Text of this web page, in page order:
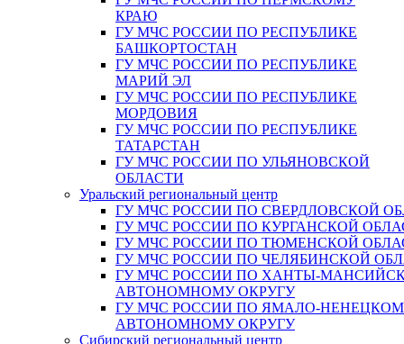
КРАЮ
ГУ МЧС РОССИИ ПО РЕСПУБЛИКЕ
БАШКОРТОСТАН
ГУ МЧС РОССИИ ПО РЕСПУБЛИКЕ
МАРИЙ ЭЛ
ГУ МЧС РОССИИ ПО РЕСПУБЛИКЕ
МОРДОВИЯ
ГУ МЧС РОССИИ ПО РЕСПУБЛИКЕ
ТАТАРСТАН
ГУ МЧС РОССИИ ПО УЛЬЯНОВСКОЙ
ОБЛАСТИ
Уральский региональный центр
ГУ МЧС РОССИИ ПО СВЕРДЛОВСКОЙ
ГУ МЧС РОССИИ ПО КУРГАНСКОЙ
ГУ МЧС РОССИИ ПО ТЮМЕНСКОЙ
ГУ МЧС РОССИИ ПО ЧЕЛЯБИНСКОЙ
ГУ МЧС РОССИИ ПО ХАНТЫ-
АВТОНОМНОМУ ОКРУГУ
ГУ МЧС РОССИИ ПО ЯМАЛО-
АВТОНОМНОМУ ОКРУГУ
Сибирский региональный центр